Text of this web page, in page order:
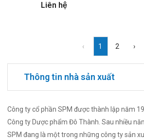
Liên hệ
‹ 1 2 ›
Thông tin nhà sản xuất
Công ty cổ phần SPM được thành lập năm
Công ty Dược phẩm Đô Thành. Sau nhiều
SPM đang là một trong những công ty sản